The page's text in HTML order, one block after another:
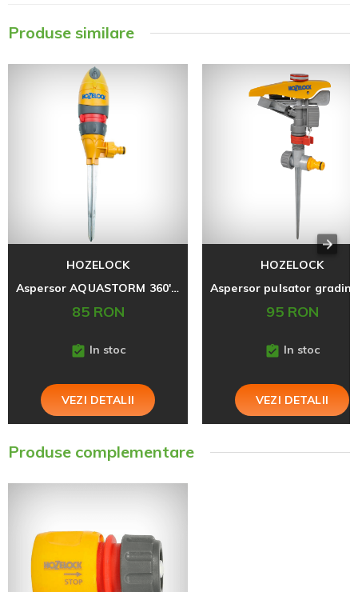
Produse similare
HOZELOCK
Aspersor AQUASTORM 360' tarus
85 RON
In stoc
VEZI DETALII
HOZELOCK
95 RON
In stoc
VEZI DETALII
Produse complementare